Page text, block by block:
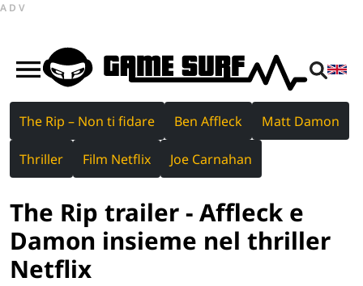
ADV
The Rip – Non ti fidare Ben Affleck Matt Damon
Thriller Film Netflix Joe Carnahan
The Rip trailer - Affleck e
Damon insieme nel thriller
Netflix